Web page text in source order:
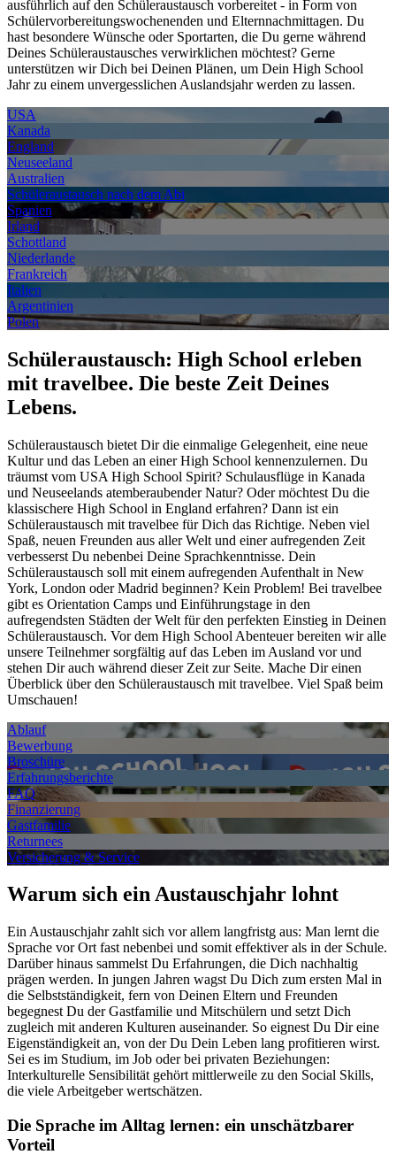
ausführlich auf den Schüleraustausch vorbereitet - in Form von
Schülervorbereitungswochenenden und Elternnachmittagen. Du
hast besondere Wünsche oder Sportarten, die Du gerne während
Deines Schüleraustausches verwirklichen möchtest? Gerne
unterstützen wir Dich bei Deinen Plänen, um Dein High School
Jahr zu einem unvergesslichen Auslandsjahr werden zu lassen.
USA
Kanada
England
Neuseeland
Australien
Schüleraustausch nach dem Abi
Spanien
Irland
Schottland
Niederlande
Frankreich
Italien
Argentinien
Polen
Schüleraustausch: High School erleben
mit travelbee. Die beste Zeit Deines
Lebens.
Schüleraustausch bietet Dir die einmalige Gelegenheit, eine neue
Kultur und das Leben an einer High School kennenzulernen. Du
träumst vom USA High School Spirit? Schulausflüge in Kanada
und Neuseelands atemberaubender Natur? Oder möchtest Du die
klassischere High School in England erfahren? Dann ist ein
Schüleraustausch mit travelbee für Dich das Richtige. Neben viel
Spaß, neuen Freunden aus aller Welt und einer aufregenden Zeit
verbesserst Du nebenbei Deine Sprachkenntnisse. Dein
Schüleraustausch soll mit einem aufregenden Aufenthalt in New
York, London oder Madrid beginnen? Kein Problem! Bei travelbee
gibt es Orientation Camps und Einführungstage in den
aufregendsten Städten der Welt für den perfekten Einstieg in Deinen
Schüleraustausch. Vor dem High School Abenteuer bereiten wir alle
unsere Teilnehmer sorgfältig auf das Leben im Ausland vor und
stehen Dir auch während dieser Zeit zur Seite. Mache Dir einen
Überblick über den Schüleraustausch mit travelbee. Viel Spaß beim
Umschauen!
Ablauf
Bewerbung
Broschüre
Erfahrungsberichte
FAQ
Finanzierung
Gastfamilie
Returnees
Versicherung & Service
Warum sich ein Austauschjahr lohnt
Ein Austauschjahr zahlt sich vor allem langfristg aus: Man lernt die
Sprache vor Ort fast nebenbei und somit effektiver als in der Schule.
Darüber hinaus sammelst Du Erfahrungen, die Dich nachhaltig
prägen werden. In jungen Jahren wagst Du Dich zum ersten Mal in
die Selbstständigkeit, fern von Deinen Eltern und Freunden
begegnest Du der Gastfamilie und Mitschülern und setzt Dich
zugleich mit anderen Kulturen auseinander. So eignest Du Dir eine
Eigenständigkeit an, von der Du Dein Leben lang profitieren wirst.
Sei es im Studium, im Job oder bei privaten Beziehungen:
Interkulturelle Sensibilität gehört mittlerweile zu den Social Skills,
die viele Arbeitgeber wertschätzen.
Die Sprache im Alltag lernen: ein unschätzbarer
Vorteil